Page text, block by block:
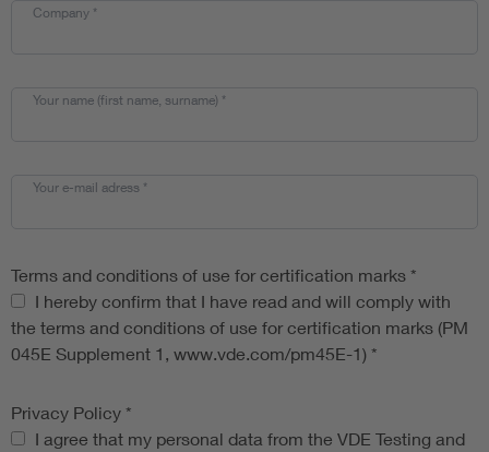
Company *
Your name (first name, surname) *
Your e-mail adress *
Terms and conditions of use for certification marks *
Terms and conditions of use for certification marks
I hereby confirm that I have read and will comply with
the terms and conditions of use for certification marks (PM
045E Supplement 1, www.vde.com/pm45E-1) *
Privacy Policy *
Privacy Policy
I agree that my personal data from the VDE Testing and